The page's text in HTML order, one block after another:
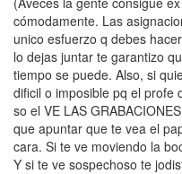
cómodamente. Las
unico esfuerzo q debes
lo dejas juntar te garantizo
tiempo se puede. Also, si
dificil o imposible pq el profe
so el VE LAS
que apuntar que te vea el
cara. Si te ve moviendo la
Y si te ve sospechoso te